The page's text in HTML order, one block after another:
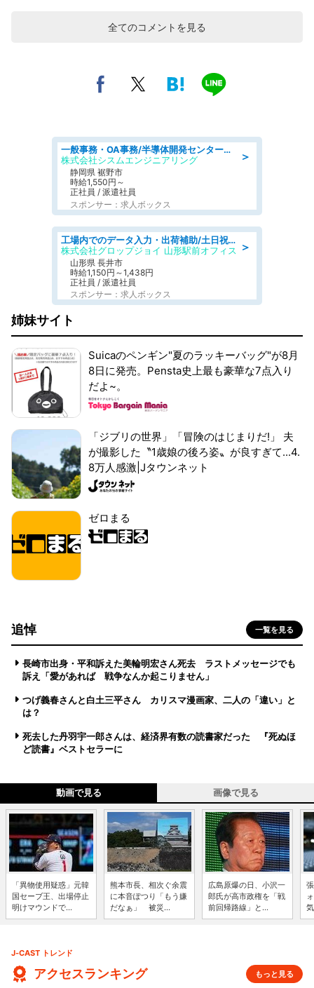
全てのコメントを見る
＞
一般事務・OA事務/半導体開発センター内で事務&軽作業スタッフ、募集
株式会社シスムエンジニアリング
静岡県 裾野市
時給1,550円～
正社員 / 派遣社員
スポンサー：求人ボックス
＞
工場内でのデータ入力・出荷補助/土日祝休/未経験歓迎/交通費支給
株式会社グロップジョイ 山形駅前オフィス
山形県 長井市
時給1,150円～1,438円
正社員 / 派遣社員
スポンサー：求人ボックス
姉妹サイト
Suicaのペンギン"夏のラッキーバッグ"が8月
8日に発売。Pensta史上最も豪華な7点入り
だよ~。
「ジブリの世界」「冒険のはじまりだ!」 夫
が撮影した〝1歳娘の後ろ姿〟が良すぎて...4.
8万人感激|Jタウンネット
ゼロまる
追悼 一覧を見る
長崎市出身・平和訴えた美輪明宏さん死去 ラストメッセージでも
訴え「愛があれば 戦争なんか起こりません」
つげ義春さんと白土三平さん カリスマ漫画家、二人の「違い」と
は？
死去した丹羽宇一郎さんは、経済界有数の読書家だった 『死ぬほ
ど読書』ベストセラーに
動画で見る 画像で見る
「異物使用疑惑」元韓
国セーブ王、出場停止
明けマウンドで...
熊本市長、相次ぐ余震
に本音ぽつり「もう嫌
だなぁ」 被災...
広島原爆の日、小沢一
郎氏が高市政権を「戦
前回帰路線」と...
J-CAST トレンド
アクセスランキング もっと見る